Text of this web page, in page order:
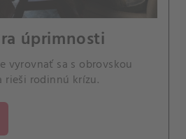
úprimnosti
vyrovnať sa s obrovskou
rieši rodinnú krízu.